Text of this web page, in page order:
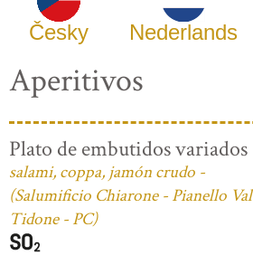
Česky Nederlands
Aperitivos
Plato de embutidos variados
salami, coppa, jamón crudo -
(Salumificio Chiarone - Pianello Val
Tidone - PC)